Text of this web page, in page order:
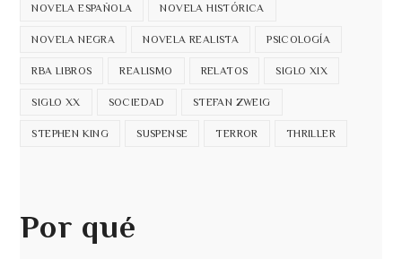
NOVELA ESPAÑOLA NOVELA HISTÓRICA
NOVELA NEGRA NOVELA REALISTA PSICOLOGÍA
RBA LIBROS REALISMO RELATOS SIGLO XIX
SIGLO XX SOCIEDAD STEFAN ZWEIG
STEPHEN KING SUSPENSE TERROR THRILLER
Por qué